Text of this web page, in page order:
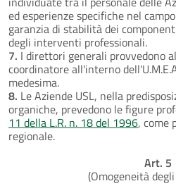
ed esperienze specifiche nel
garanzia di stabilità dei
degli interventi professionali.
7. I direttori generali provvedono
coordinatore all'interno
medesima.
8. Le Aziende USL, nella
organiche, prevedono le figure
11 della L.R. n. 18 del 1996, come
regionale.
Art. 5
(Omogeneità